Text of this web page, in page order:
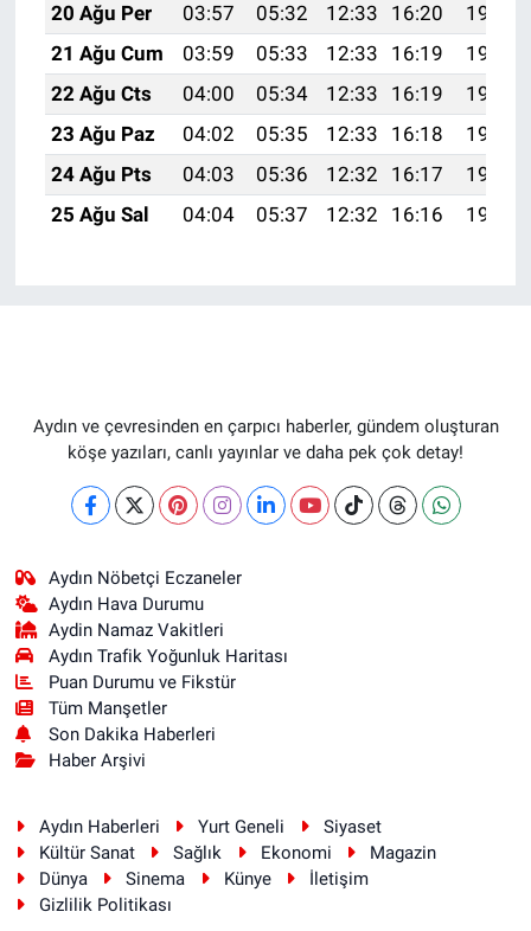
20 Ağu Per
03:57 05:32 12:33 16:20
19:24
21 Ağu Cum
03:59 05:33 12:33 16:19
19:23
22 Ağu Cts
04:00 05:34 12:33 16:19
19:21
23 Ağu Paz
04:02 05:35 12:33 16:18
19:20
24 Ağu Pts
04:03 05:36 12:32 16:17
19:18
25 Ağu Sal
04:04 05:37 12:32 16:16 19:17
Aydın ve çevresinden en çarpıcı haberler, gündem oluşturan
köşe yazıları, canlı yayınlar ve daha pek çok detay!
Aydın Nöbetçi Eczaneler
Aydın Hava Durumu
Aydin Namaz Vakitleri
Aydın Trafik Yoğunluk Haritası
Puan Durumu ve Fikstür
Tüm Manşetler
Son Dakika Haberleri
Haber Arşivi
Aydın Haberleri Yurt Geneli
Siyaset
Kültür Sanat
Sağlık Ekonomi
Magazin
Dünya
Sinema Künye
İletişim
Gizlilik Politikası